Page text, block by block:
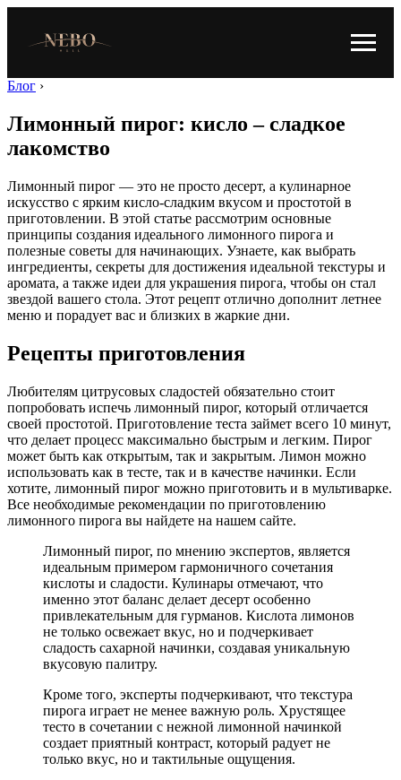
Блог ›
Лимонный пирог: кисло – сладкое
лакомство
Лимонный пирог — это не просто десерт, а кулинарное
искусство с ярким кисло-сладким вкусом и простотой в
приготовлении. В этой статье рассмотрим основные
принципы создания идеального лимонного пирога и
полезные советы для начинающих. Узнаете, как выбрать
ингредиенты, секреты для достижения идеальной текстуры и
аромата, а также идеи для украшения пирога, чтобы он стал
звездой вашего стола. Этот рецепт отлично дополнит летнее
меню и порадует вас и близких в жаркие дни.
Рецепты приготовления
Любителям цитрусовых сладостей обязательно стоит
попробовать испечь лимонный пирог, который отличается
своей простотой. Приготовление теста займет всего 10 минут,
что делает процесс максимально быстрым и легким. Пирог
может быть как открытым, так и закрытым. Лимон можно
использовать как в тесте, так и в качестве начинки. Если
хотите, лимонный пирог можно приготовить и в мультиварке.
Все необходимые рекомендации по приготовлению
лимонного пирога вы найдете на нашем сайте.
Лимонный пирог, по мнению экспертов, является
идеальным примером гармоничного сочетания
кислоты и сладости. Кулинары отмечают, что
именно этот баланс делает десерт особенно
привлекательным для гурманов. Кислота лимонов
не только освежает вкус, но и подчеркивает
сладость сахарной начинки, создавая уникальную
вкусовую палитру.
Кроме того, эксперты подчеркивают, что текстура
пирога играет не менее важную роль. Хрустящее
тесто в сочетании с нежной лимонной начинкой
создает приятный контраст, который радует не
только вкус, но и тактильные ощущения.